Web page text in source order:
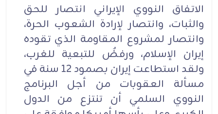
الاتفاق النووي الإيراني انتصار للحق
والثبات، وانتصار لإرادة الشعوب الحرة،
وانتصار لمشروع المقاومة الذي تقوده
إيران الإسلام، ورفضٌ للتبعية للغرب،
ولقد استطاعت إيران بصمود 12 سنة في
مسألة العقوبات من أجل البرنامج
النووي السلمي أن تنتزع من الدول